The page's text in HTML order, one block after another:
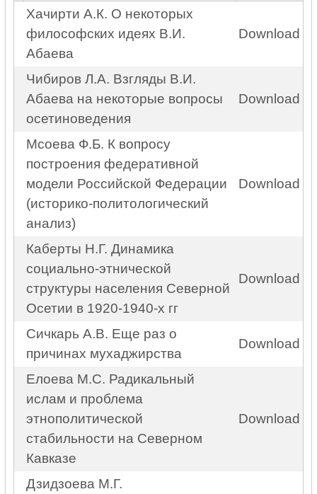
Хачирти А.К. О некоторых
философских идеях В.И.
Абаева
Download
Чибиров Л.А. Взгляды В.И.
Абаева на некоторые вопросы
осетиноведения
Download
Мсоева Ф.Б. К вопросу
построения федеративной
модели Российской Федерации
(историко-политологический
анализ)
Download
Каберты Н.Г. Динамика
социально-этнической
структуры населения Северной
Осетии в 1920-1940-х гг
Download
Сичкарь А.В. Еще раз о
причинах мухаджирства
Download
Елоева М.С. Радикальный
ислам и проблема
этнополитической
стабильности на Северном
Кавказе
Download
Дзидзоева М.Г.